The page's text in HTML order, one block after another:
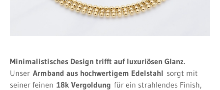
Minimalistisches Design trifft auf luxuriösen Glanz.
Unser Armband aus hochwertigem Edelstahl sorgt mit
seiner feinen 18k Vergoldung für ein strahlendes Finish,